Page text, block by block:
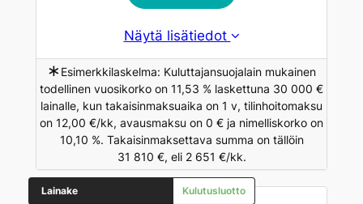
Näytä lisätiedot
∗ Esimerkkilaskelma: Kuluttajansuojalain mukainen
todellinen vuosikorko on 11,53 % laskettuna 30 000 €
lainalle, kun takaisinmaksuaika on 1 v, tilinhoitomaksu
on 12,00 €/kk, avausmaksu on 0 € ja nimelliskorko on
10,10 %. Takaisinmaksettava summa on tällöin
31 810 €, eli 2 651 €/kk.
Lainake Kulutusluotto